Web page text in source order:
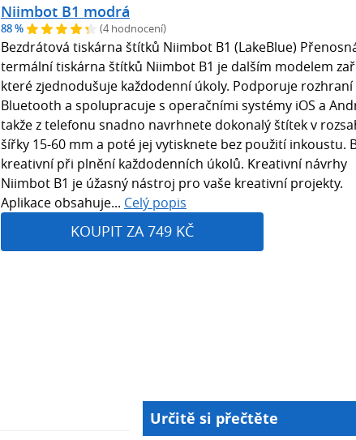
Niimbot B1 modrá
88 % (4 hodnocení)
Bezdrátová tiskárna štítků Niimbot B1 (LakeBlue)
termální tiskárna štítků Niimbot B1 je dalším modelem
které zjednodušuje každodenní úkoly. Podporuje rozhraní
Bluetooth a spolupracuje s operačními systémy iOS a
takže z telefonu snadno navrhnete dokonalý štítek v
šířky 15-60 mm a poté jej vytisknete bez použití inkoustu.
kreativní při plnění každodenních úkolů. Kreativní návrhy
Niimbot B1 je úžasný nástroj pro vaše kreativní projekty.
Aplikace obsahuje... Celý popis
KOUPIT ZA 749 KČ
Určitě si přečtěte